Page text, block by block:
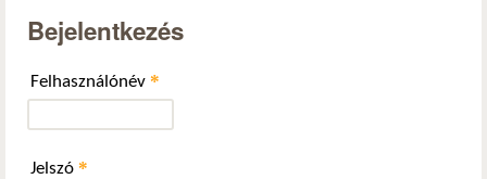
Bejelentkezés
Felhasználónév *
Jelszó *